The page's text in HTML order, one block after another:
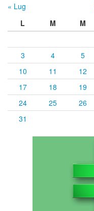
« Lug
L
M M
3
4 5
10
11 12
17
18 19
24
25 26
31